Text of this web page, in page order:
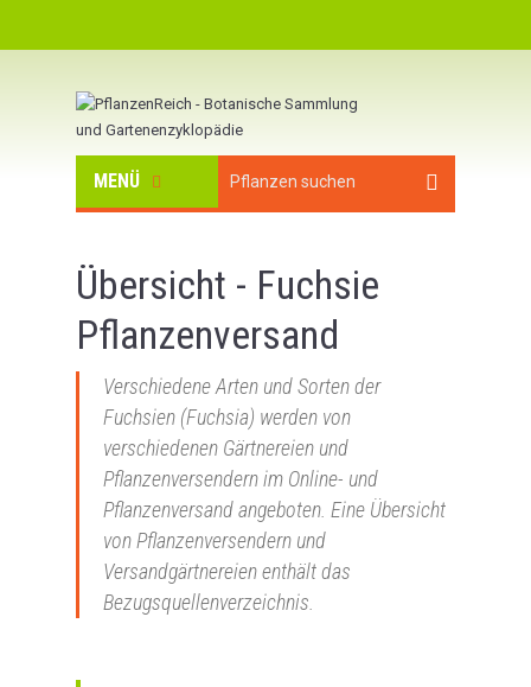
MENÜ
Übersicht - Fuchsie
Pflanzenversand
Verschiedene Arten und Sorten der
Fuchsien (Fuchsia) werden von
verschiedenen Gärtnereien und
Pflanzenversendern im Online- und
Pflanzenversand angeboten. Eine Übersicht
von Pflanzenversendern und
Versandgärtnereien enthält das
Bezugsquellenverzeichnis.